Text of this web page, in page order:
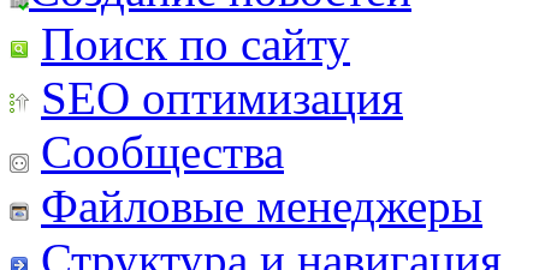
Поиск по сайту
SEO оптимизация
Сообщества
Файловые менеджеры
Структура и навигация